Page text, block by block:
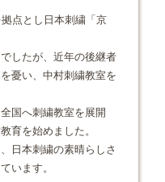
点とし日本刺繍「京
したが、近年の後継者
憂い、中村刺繍教室を
国へ刺繍教室を展開
育を始めました。
日本刺繍の素晴らしさ
います。